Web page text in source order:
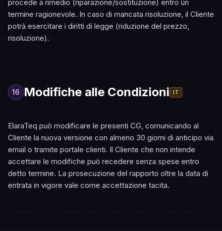
procede a rimedio (riparazione/sostituzione) entro un
termine ragionevole. In caso di mancata risoluzione, il Cliente
potrà esercitare i diritti di legge (riduzione del prezzo,
risoluzione).
16 Modifiche alle Condizioni IT
ElaraTeq può modificare le presenti CG, comunicando al
Cliente la nuova versione con almeno 30 giorni di anticipo via
email o tramite portale clienti. Il Cliente che non intende
accettare le modifiche può recedere senza spese entro
detto termine. La prosecuzione del rapporto oltre la data di
entrata in vigore vale come accettazione tacita.